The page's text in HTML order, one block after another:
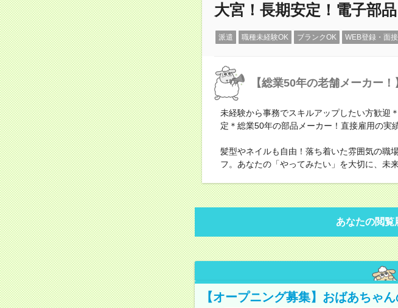
大宮！長期安定！電子部
派遣 職種未経験OK ブランクOK WEB登録・面
【総業50年の老舗メーカー
未経験から事務でスキルアップしたい方歓迎
定＊総業50年の部品メーカー！直接雇用の実
髪型やネイルも自由！落ち着いた雰囲気の職
フ。あなたの「やってみたい」を大切に、未
あなたの閲覧
【オープニング募集】おばあちゃ